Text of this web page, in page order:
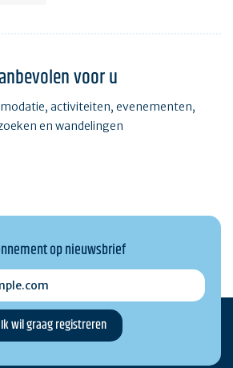
voor u
activiteiten, evenementen,
en wandelingen
op nieuwsbrief